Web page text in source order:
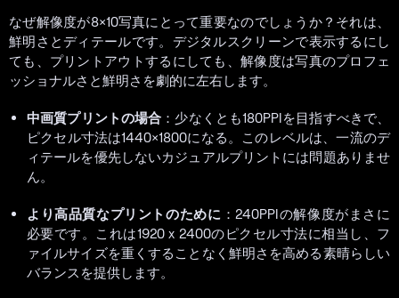
なぜ解像度が8×10写真にとって重要なのでしょうか？それは、
鮮明さとディテールです。デジタルスクリーンで表示するにし
ても、プリントアウトするにしても、解像度は写真のプロフェ
ッショナルさと鮮明さを劇的に左右します。
中画質プリントの場合 ：少なくとも180PPIを目指すべきで、
ピクセル寸法は1440×1800になる。このレベルは、一流のデ
ィテールを優先しないカジュアルプリントには問題ありませ
ん。
より高品質なプリントのために ：240PPIの解像度がまさに
必要です。これは1920 x 2400のピクセル寸法に相当し、フ
ァイルサイズを重くすることなく鮮明さを高める素晴らしい
バランスを提供します。